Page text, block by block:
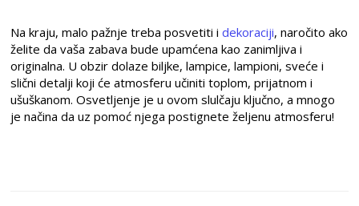
Na kraju, malo pažnje treba posvetiti idekoraciji, naročito ako
želite da vaša zabava bude upamćena kao zanimljiva i
originalna. U obzir dolaze biljke, lampice, lampioni, sveće i
slični detalji koji će atmosferu učiniti toplom, prijatnom i
ušuškanom. Osvetljenje je u ovom slulčaju ključno, a mnogo
je načina da uz pomoć njega postignete željenu atmosferu!